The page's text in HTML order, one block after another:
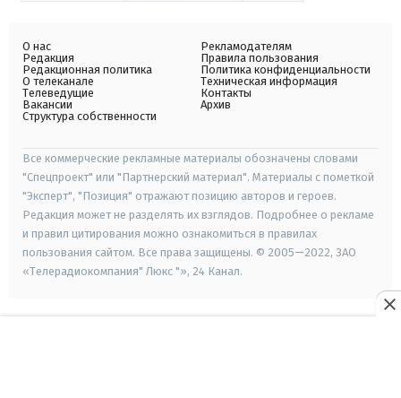
О нас
Редакция
Редакционная политика
О телеканале
Телеведущие
Вакансии
Структура собственности
Рекламодателям
Правила пользования
Политика конфиденциальности
Техническая информация
Контакты
Архив
Все коммерческие рекламные материалы обозначены словами
"Спецпроект" или "Партнерский материал". Материалы с пометкой
"Эксперт", "Позиция" отражают позицию авторов и героев.
Редакция может не разделять их взглядов. Подробнее о рекламе
и правил цитирования можно ознакомиться в правилах
пользования сайтом. Все права защищены. © 2005—2022, ЗАО
«Телерадиокомпания" Люкс "», 24 Канал.